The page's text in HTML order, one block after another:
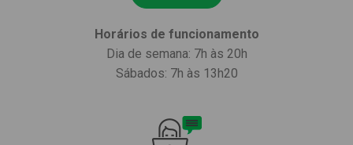
Horários de funcionamento
Dia de semana: 7h às 20h
Sábados: 7h às 13h20